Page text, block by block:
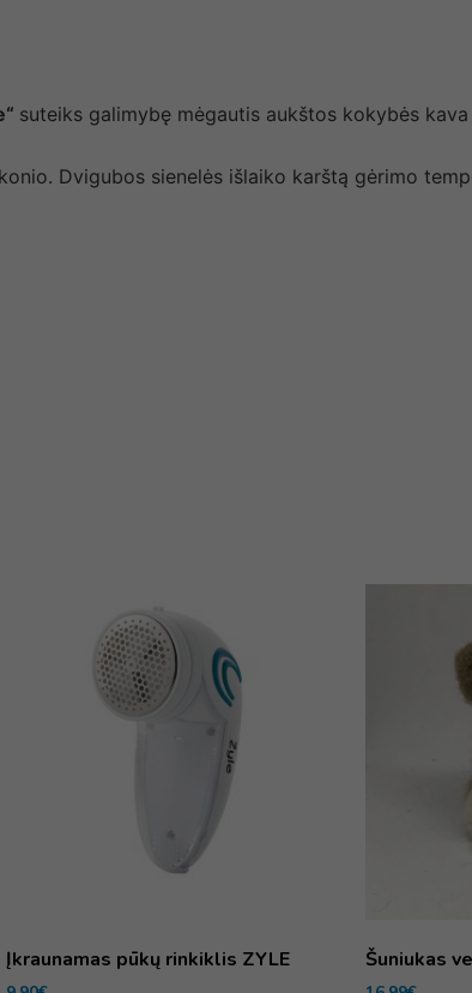
suteiks galimybę mėgautis aukštos kokybės
Dvigubos sienelės išlaiko karštą gėrimo
Įkraunamas pūkų rinkiklis ZYLE Šuniukas